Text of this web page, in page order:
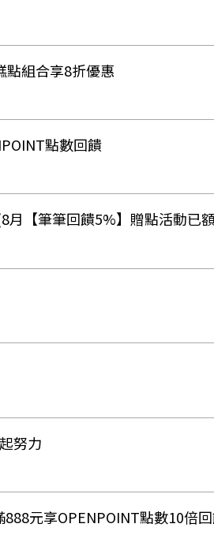
組合享8折優惠
點數回饋
月【筆筆回饋5%】贈點活動已
努力
元享OPENPOINT點數10倍